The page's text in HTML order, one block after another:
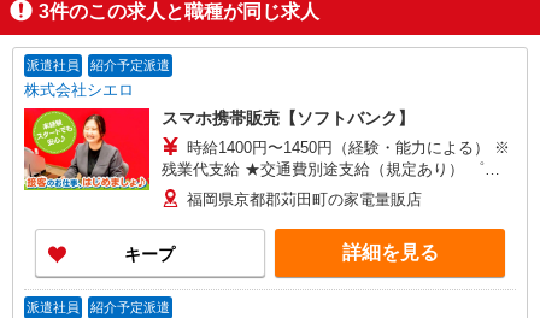
3件のこの求人と職種が同じ求人
派遣社員 紹介予定派遣
株式会社シエロ
スマホ携帯販売【ソフトバンク】
時給1400円〜1450円（経験・能力による） ※
残業代支給 ★交通費別途支給（規定あり） ゜
+゜・。○。・゜+゜・。○。・゜+゜ 入社祝い金10
万円支給(規定有) お友達を紹介頂くと, インセンテ
ィブ支給(規定有) ★月2回払い・週払い可能（規程
有）★ ゜・。○。・゜+゜・。○。・゜+゜
福岡県京都郡苅田町の家電量販店
キープ 詳細を見る
派遣社員 紹介予定派遣